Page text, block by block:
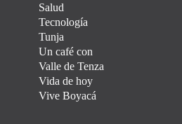
Salud
Tecnología
Tunja
Un café con
Valle de Tenza
Vida de hoy
Vive Boyacá